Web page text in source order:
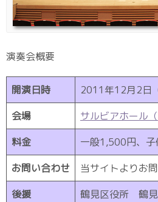
演奏会概要
開演日時
2011年12月2日
会場
サルビアホール
料金
一般1,500円、
お問い合わせ
当サイトよりお
後援
鶴見区役所 鶴